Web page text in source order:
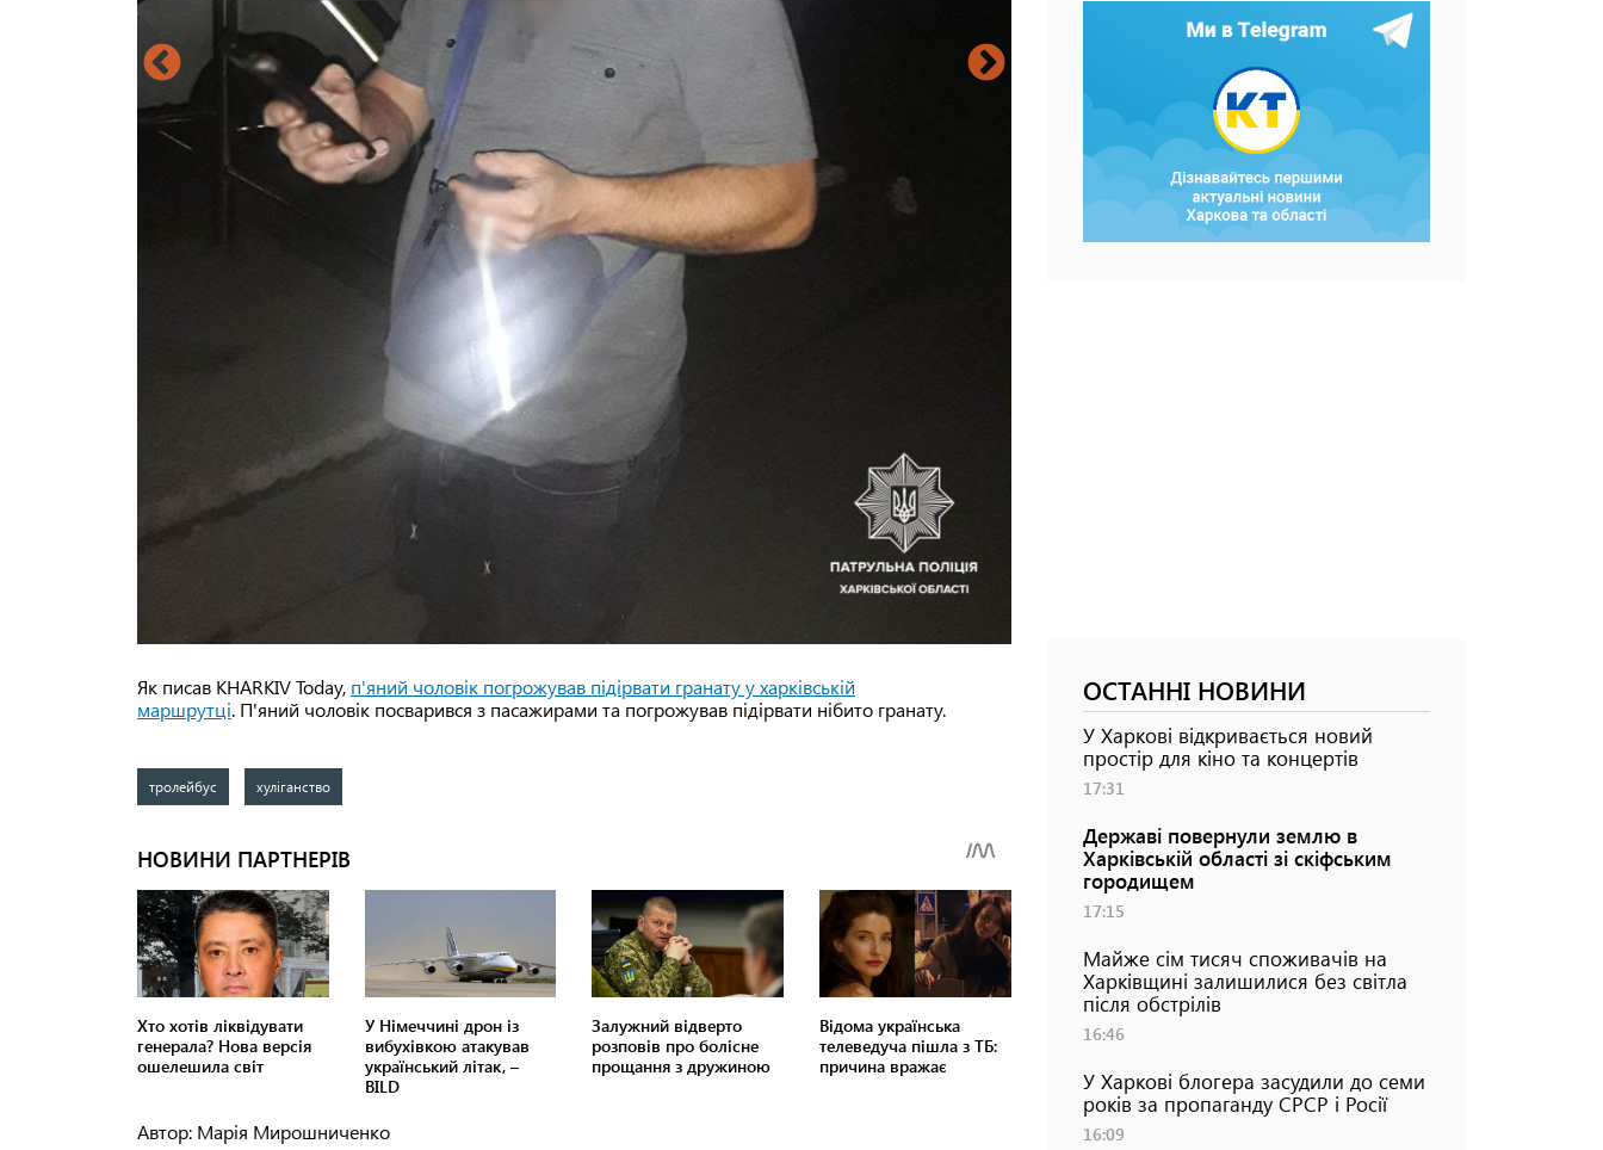
Як писав KHARKIV Today, п'яний чоловік погрожував підірвати гранату у харківській
маршрутці. П'яний чоловік посварився з пасажирами та погрожував підірвати нібито гранату.
тролейбус хуліганство
Автор: Марія Мирошниченко
ОСТАННІ НОВИНИ
У Харкові відкривається новий
простір для кіно та концертів
17:31
Державі повернули землю в
Харківській області зі скіфським
городищем
17:15
Майже сім тисяч споживачів на
Харківщині залишилися без світла
після обстрілів
16:46
У Харкові блогера засудили до семи
років за пропаганду СРСР і Росії
16:09